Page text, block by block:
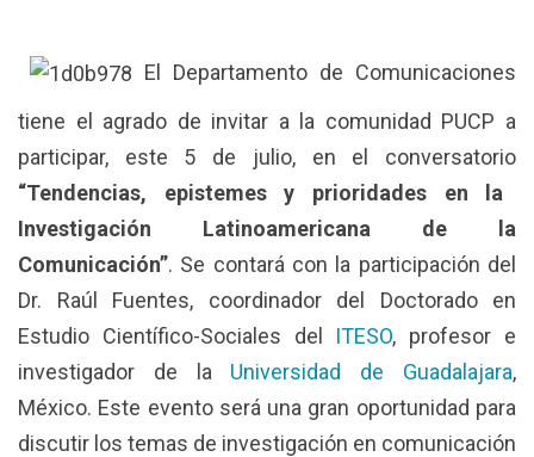
El Departamento de Comunicaciones
tiene el agrado de invitar a la comunidad PUCP a
participar, este 5 de julio, en el conversatorio
“Tendencias, epistemes y prioridades en la
Investigación Latinoamericana de la
Comunicación”. Se contará con la participación del
Dr. Raúl Fuentes, coordinador del Doctorado en
Estudio Científico-Sociales del ITESO, profesor e
investigador de la Universidad de Guadalajara,
México. Este evento será una gran oportunidad para
discutir los temas de investigación en comunicación